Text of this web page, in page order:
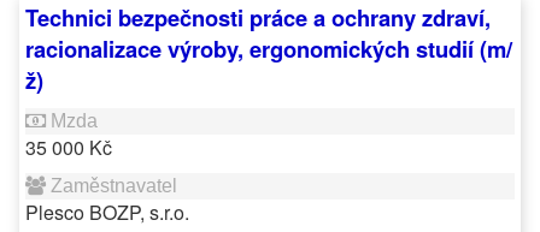
Technici bezpečnosti práce a ochrany zdraví,
racionalizace výroby, ergonomických studií (m/
ž)
35 000 Kč
Plesco BOZP, s.r.o.